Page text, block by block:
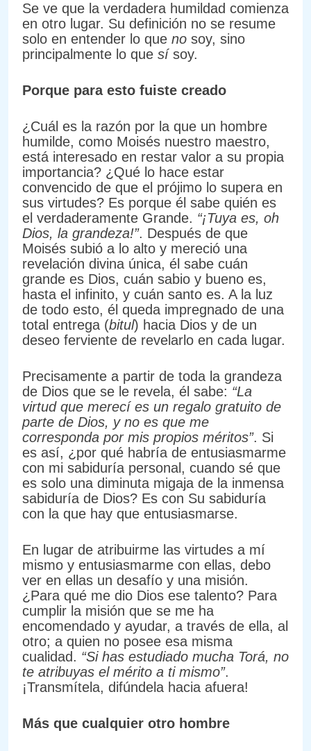
Se ve que la verdadera humildad comienza
en otro lugar. Su definición no se resume
solo en entender lo que no soy, sino
principalmente lo que sísoy.
Porque para esto fuiste creado
¿Cuál es la razón por la que un hombre
humilde, como Moisés nuestro maestro,
está interesado en restar valor a su propia
importancia? ¿Qué lo hace estar
convencido de que el prójimo lo supera en
sus virtudes? Es porque él sabe quién es
el verdaderamente Grande. “¡Tuya es, oh
Dios, la grandeza!”. Después de que
Moisés subió a lo alto y mereció una
revelación divina única, él sabe cuán
grande es Dios, cuán sabio y bueno es,
hasta el infinito, y cuán santo es. A la luz
de todo esto, él queda impregnado de una
total entrega (bitul) hacia Dios y de un
deseo ferviente de revelarlo en cada lugar.
Precisamente a partir de toda la grandeza
de Dios que se le revela, él sabe: “La
virtud que merecí es un regalo gratuito de
parte de Dios, y no es que me
corresponda por mis propios méritos”. Si
es así, ¿por qué habría de entusiasmarme
con mi sabiduría personal, cuando sé que
es solo una diminuta migaja de la inmensa
sabiduría de Dios? Es con Su sabiduría
con la que hay que entusiasmarse.
En lugar de atribuirme las virtudes a mí
mismo y entusiasmarme con ellas, debo
ver en ellas un desafío y una misión.
¿Para qué me dio Dios ese talento? Para
cumplir la misión que se me ha
encomendado y ayudar, a través de ella, al
otro; a quien no posee esa misma
cualidad. “Si has estudiado mucha Torá, no
te atribuyas el mérito a ti mismo”.
¡Transmítela, difúndela hacia afuera!
Más que cualquier otro hombre